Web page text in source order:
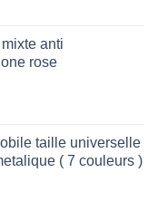
anti
rose
taille universelle
( 7 couleurs )